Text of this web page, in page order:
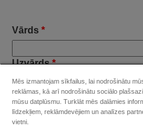
Vārds *
Uzvārds *
E-pasta adrese *
Mēs izmantojam sīkfailus, lai nodrošinātu
reklāmas, kā arī nodrošinātu sociālo
mūsu datplūsmu. Turklāt mēs dalāmies
līdzekļiem, reklāmdevējiem un analīzes
vietni.